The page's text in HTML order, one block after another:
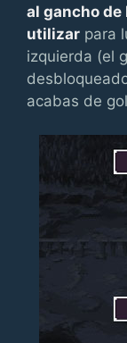
al gancho de
utilizar para
izquierda (el
acabas de